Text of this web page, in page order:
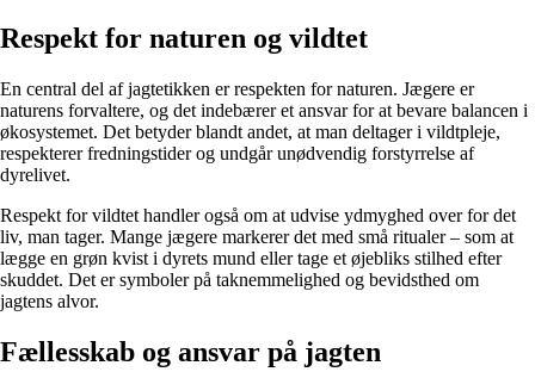
Respekt for naturen og vildtet
En central del af jagtetikken er respekten for naturen. Jægere er
naturens forvaltere, og det indebærer et ansvar for at bevare balancen i
økosystemet. Det betyder blandt andet, at man deltager i vildtpleje,
respekterer fredningstider og undgår unødvendig forstyrrelse af
dyrelivet.
Respekt for vildtet handler også om at udvise ydmyghed over for det
liv, man tager. Mange jægere markerer det med små ritualer – som at
lægge en grøn kvist i dyrets mund eller tage et øjebliks stilhed efter
skuddet. Det er symboler på taknemmelighed og bevidsthed om
jagtens alvor.
Fællesskab og ansvar på jagten